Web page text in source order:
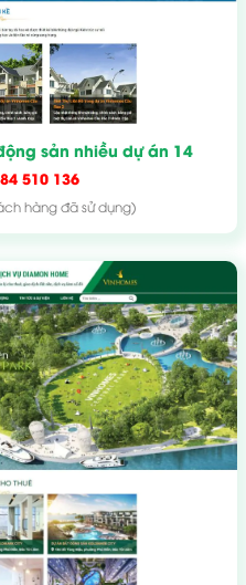
sản nhiều dự án 14
510 136
hàng đã sử dụng)